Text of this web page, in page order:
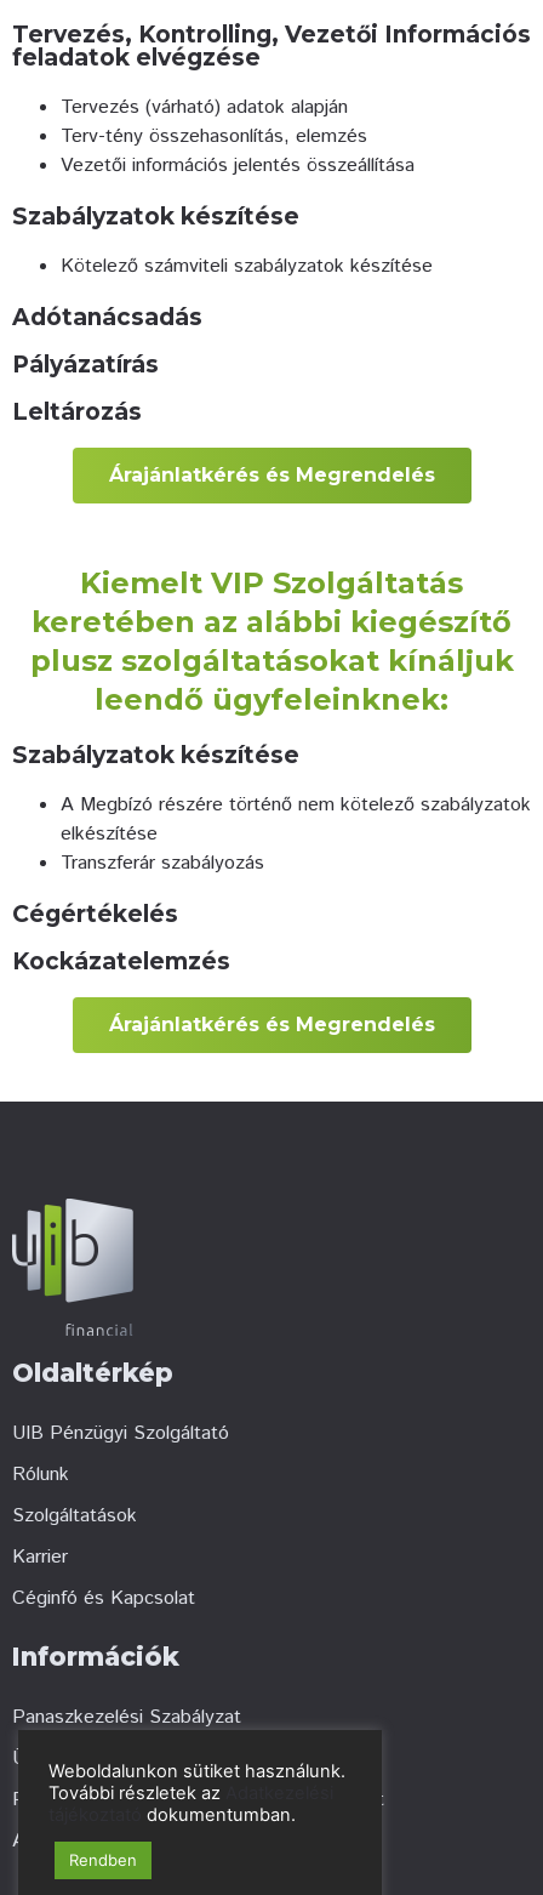
Tervezés, Kontrolling, Vezetői Információs
feladatok elvégzése
Tervezés (várható) adatok alapján
Terv-tény összehasonlítás, elemzés
Vezetői információs jelentés összeállítása
Szabályzatok készítése
Kötelező számviteli szabályzatok készítése
Adótanácsadás
Pályázatírás
Leltározás
Árajánlatkérés és Megrendelés
Kiemelt VIP Szolgáltatás
keretében az alábbi kiegészítő
plusz szolgáltatásokat kínáljuk
leendő ügyfeleinknek:
Szabályzatok készítése
A Megbízó részére történő nem kötelező szabályzatok
elkészítése
Transzferár szabályozás
Cégértékelés
Kockázatelemzés
Árajánlatkérés és Megrendelés
Oldaltérkép
UIB Pénzügyi Szolgáltató
Rólunk
Szolgáltatások
Karrier
Céginfó és Kapcsolat
Információk
Panaszkezelési Szabályzat
Üzletszabályzat
Pénzmosás és terrorizmus elleni szabályzat
Adatbiztonság és Adatvédelmi szabályzat
Weboldalunkon sütiket használunk.
További részletek az
dokumentumban.
Rendben